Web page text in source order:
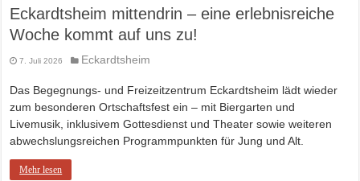
Eckardtsheim mittendrin – eine erlebnisreiche
Woche kommt auf uns zu!
7. Juli 2026 Eckardtsheim
Das Begegnungs- und Freizeitzentrum Eckardtsheim lädt wieder
zum besonderen Ortschaftsfest ein – mit Biergarten und
Livemusik, inklusivem Gottesdienst und Theater sowie weiteren
abwechslungsreichen Programmpunkten für Jung und Alt.
Mehr lesen